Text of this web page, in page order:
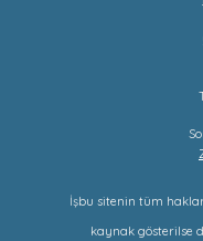
İşbu sitenin tüm
kaynak gösterilse